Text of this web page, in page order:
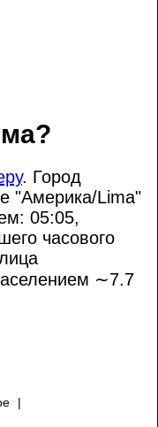
. Город
"Америка/Lima"
05:05,
часового
∼7.7
|